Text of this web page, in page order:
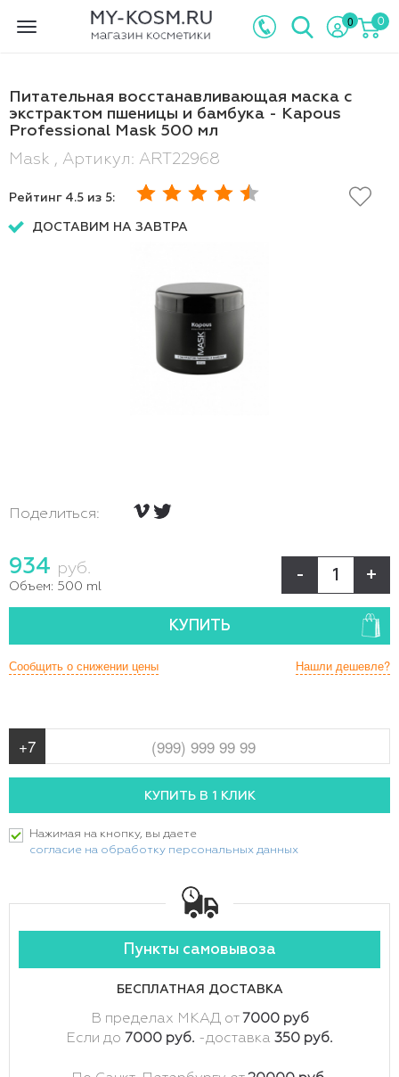
Toggle
0 0
Питательная восстанавливающая маска с
экстрактом пшеницы и бамбука - Kapous
Professional Mask 500 мл
Mask , Артикул: ART22968
Рейтинг 4.5 из 5:
ДОСТАВИМ НА ЗАВТРА
Поделиться:
934 руб.
Объем: 500 ml
- +
КУПИТЬ
Нашли дешевле?
Сообщить о снижении цены
Нажимая на кнопку, вы даете
согласие на обработку персональных данных
Пункты самовывоза
БЕСПЛАТНАЯ ДОСТАВКА
В пределах МКАД от 7000 руб
Если до 7000 руб. -доставка 350 руб.